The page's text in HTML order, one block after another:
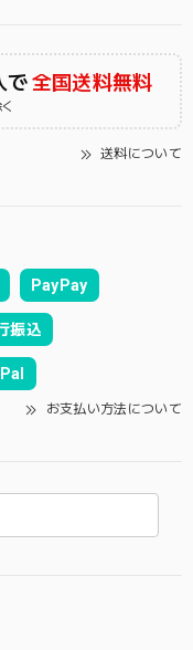
で全国送料無料
送料について
PayPay
振込
お支払い方法について